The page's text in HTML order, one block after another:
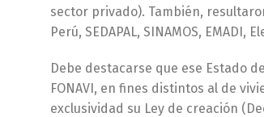
sector privado). También,
Perú, SEDAPAL, SINAMOS, EMADI,
Debe destacarse que ese Estado
FONAVI, en fines distintos al de
exclusividad su Ley de creación